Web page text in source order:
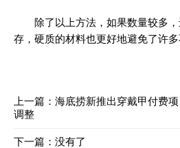
除了以上方法，如果数量较多，
存，硬质的材料也更好地避免了许多
上一篇： 海底捞新推出穿戴甲付费
调整
下一篇：没有了